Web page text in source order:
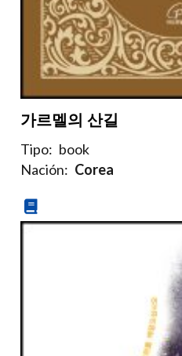
가르멜의 산길
Tipo: book
Nación: Corea